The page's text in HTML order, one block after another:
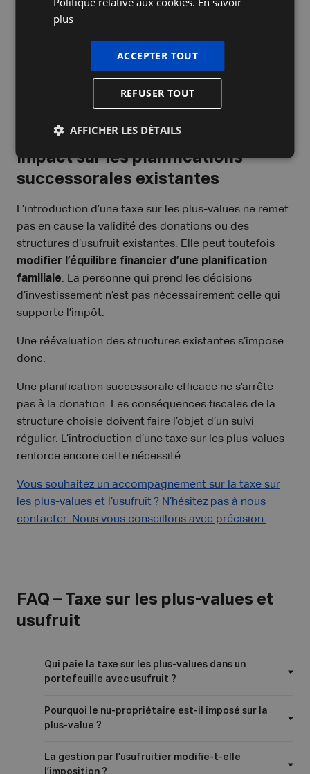
avec des fonds privés, en dehors du portefeuille
Le choix entre opt-in et opt-out dépasse donc le
simple aspect administratif. Dans un contexte familial,
il est conseillé de formaliser des accords clairs.
Impact sur les planifications
successorales existantes
L’introduction d’une taxe sur les plus-values ne remet
pas en cause la validité des donations ou des
structures d’usufruit existantes. Elle peut toutefois
modifier l’équilibre financier d’une planification
familiale. La personne qui prend les décisions
d’investissement n’est pas nécessairement celle qui
supporte l’impôt.
Une réévaluation des structures existantes s’impose
donc.
Une planification successorale efficace ne s’arrête
pas à la donation. Les conséquences fiscales de la
structure choisie doivent faire l’objet d’un suivi
régulier. L’introduction d’une taxe sur les plus-values
renforce encore cette nécessité.
Vous souhaitez un accompagnement sur la taxe sur
les plus-values et l’usufruit ? N’hésitez pas à nous
contacter. Nous vous conseillons avec précision.
FAQ – Taxe sur les plus-values et
usufruit
Qui paie la taxe sur les plus-values dans un
portefeuille avec usufruit ?
Pourquoi le nu-propriétaire est-il imposé sur la
plus-value ?
La gestion par l’usufruitier modifie-t-elle
l’imposition ?
plus
ACCEPTER TOUT
REFUSER TOUT
AFFICHER LES DÉTAILS